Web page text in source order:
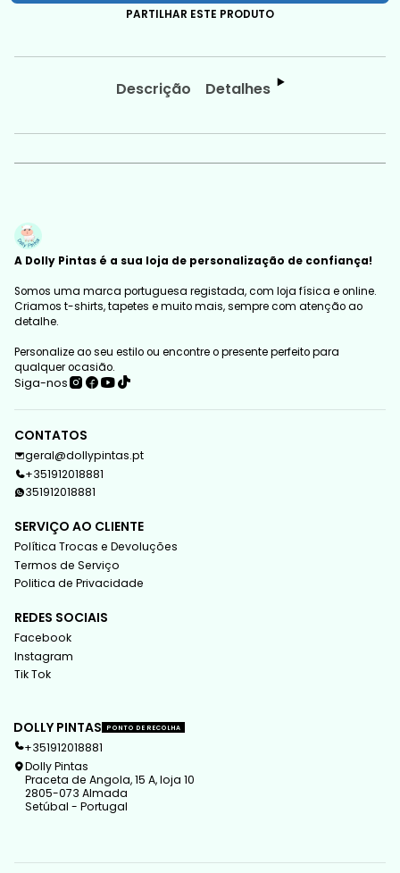
PARTILHAR ESTE PRODUTO
Descrição Detalhes
A Dolly Pintas é a sua loja de personalização de confiança!
Somos uma marca portuguesa registada, com loja física e online.
Criamos t-shirts, tapetes e muito mais, sempre com atenção ao
detalhe.
Personalize ao seu estilo ou encontre o presente perfeito para
qualquer ocasião.
Siga-nos
CONTATOS
geral@dollypintas.pt
+351912018881
351912018881
SERVIÇO AO CLIENTE
Política Trocas e Devoluções
Termos de Serviço
Politica de Privacidade
REDES SOCIAIS
Facebook
Instagram
Tik Tok
DOLLY PINTAS PONTO DE RECOLHA
+351912018881
Dolly Pintas
Praceta de Angola, 15 A, loja 10
2805-073 Almada
Setúbal - Portugal